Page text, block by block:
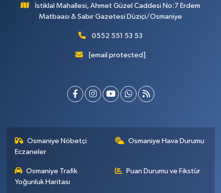
İstiklal Mahallesi, Ahmet Güzel Caddesi No:7 Erdem
Matbaası & Sabır Gazetesi Düziçi/Osmaniye
0552 551 53 53
[email protected]
Osmaniye Nöbetçi
Eczaneler
Osmaniye Hava Durumu
Osmaniye Trafik
Yoğunluk Haritası
Puan Durumu ve Fikstür